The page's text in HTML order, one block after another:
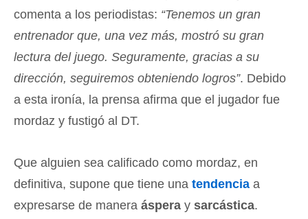
comenta a los periodistas: “Tenemos un gran
entrenador que, una vez más, mostró su gran
lectura del juego. Seguramente, gracias a su
dirección, seguiremos obteniendo logros”. Debido
a esta ironía, la prensa afirma que el jugador fue
mordaz y fustigó al DT.
Que alguien sea calificado como mordaz, en
definitiva, supone que tiene una tendencia a
expresarse de manera áspera y sarcástica.